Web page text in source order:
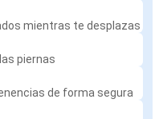
mientras te desplazas
piernas
de forma segura